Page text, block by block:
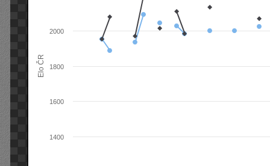
Elo ČR
1400
1600
1800
2000